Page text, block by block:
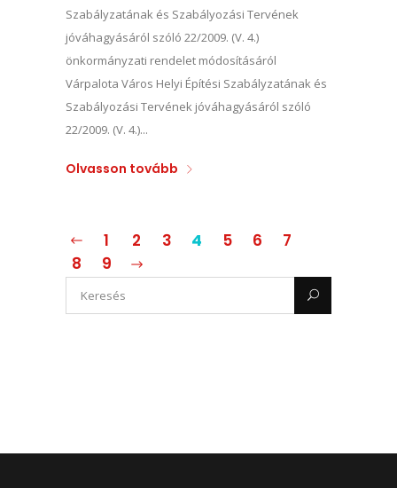
Szabályzatának és Szabályozási Tervének
jóváhagyásáról szóló 22/2009. (V. 4.)
önkormányzati rendelet módosításáról
Várpalota Város Helyi Építési Szabályzatának és
Szabályozási Tervének jóváhagyásáról szóló
22/2009. (V. 4.)...
Olvasson tovább
1 2 3 4 5 6
7
8
9